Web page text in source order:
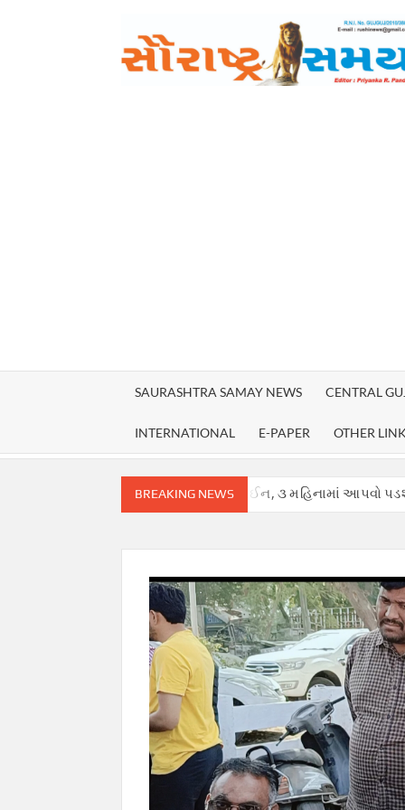
SAURASHTRA SAMAY NEWS CENTRAL
INTERNATIONAL E-PAPER OTHER
BREAKING NEWS
હાઈકોર્ટ માટે નક્કી કરી ડેડલાઈન, ૩ મહિનામાં આપવો પડશે ચુકાદો.